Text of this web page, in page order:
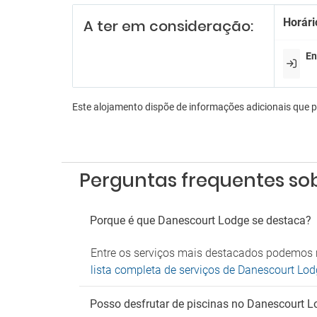
Bilhar
Casino
Parque de estacionamento gratuito
Não
A ter em consideração:
Este alojamento dispõe de informações adicionais que
Perguntas frequentes
Porque é que Danescourt Lodge se destaca?
Entre os serviços mais destacados
lista completa de serviços de Danescourt
Posso desfrutar de piscinas no Danescourt